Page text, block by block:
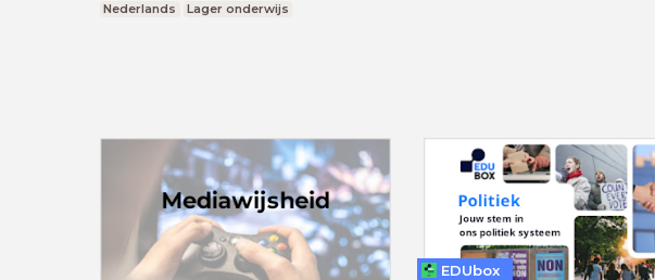
Nederlands Lager onderwijs
EDUbox